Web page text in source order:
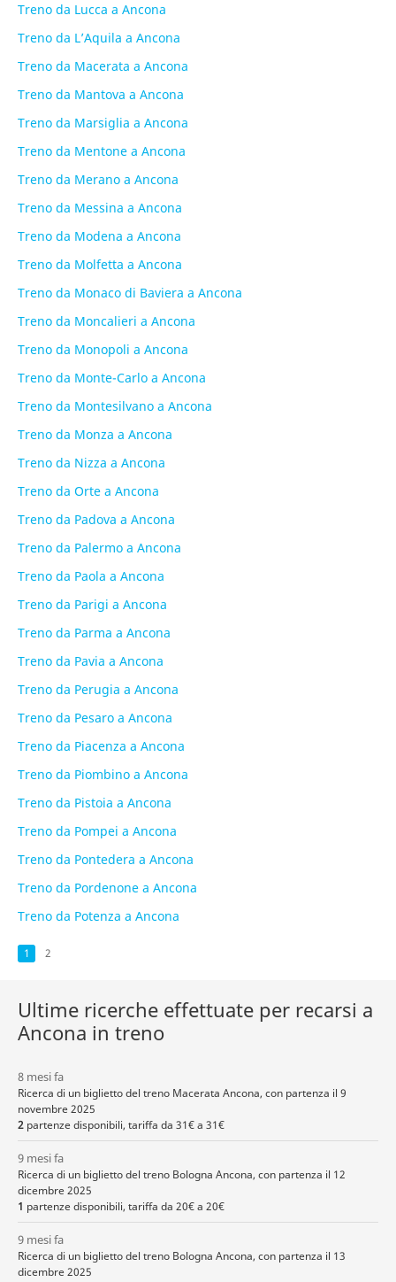
Treno da Lucca a Ancona
Treno da L’Aquila a Ancona
Treno da Macerata a Ancona
Treno da Mantova a Ancona
Treno da Marsiglia a Ancona
Treno da Mentone a Ancona
Treno da Merano a Ancona
Treno da Messina a Ancona
Treno da Modena a Ancona
Treno da Molfetta a Ancona
Treno da Monaco di Baviera a Ancona
Treno da Moncalieri a Ancona
Treno da Monopoli a Ancona
Treno da Monte-Carlo a Ancona
Treno da Montesilvano a Ancona
Treno da Monza a Ancona
Treno da Nizza a Ancona
Treno da Orte a Ancona
Treno da Padova a Ancona
Treno da Palermo a Ancona
Treno da Paola a Ancona
Treno da Parigi a Ancona
Treno da Parma a Ancona
Treno da Pavia a Ancona
Treno da Perugia a Ancona
Treno da Pesaro a Ancona
Treno da Piacenza a Ancona
Treno da Piombino a Ancona
Treno da Pistoia a Ancona
Treno da Pompei a Ancona
Treno da Pontedera a Ancona
Treno da Pordenone a Ancona
Treno da Potenza a Ancona
1 2
Ultime ricerche effettuate per recarsi a
Ancona in treno
8 mesi fa
Ricerca di un biglietto del treno Macerata Ancona, con partenza il 9
novembre 2025
2 partenze disponibili, tariffa da 31€ a 31€
9 mesi fa
Ricerca di un biglietto del treno Bologna Ancona, con partenza il 12
dicembre 2025
1 partenze disponibili, tariffa da 20€ a 20€
9 mesi fa
Ricerca di un biglietto del treno Bologna Ancona, con partenza il 13
dicembre 2025